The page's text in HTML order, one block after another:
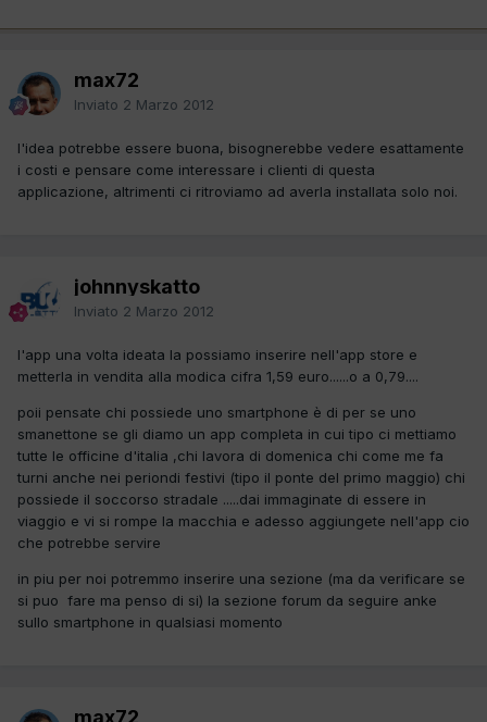
max72
Inviato 2 Marzo 2012
l'idea potrebbe essere buona, bisognerebbe vedere esattamente
i costi e pensare come interessare i clienti di questa
applicazione, altrimenti ci ritroviamo ad averla installata solo noi.
johnnyskatto
Inviato 2 Marzo 2012
l'app una volta ideata la possiamo inserire nell'app store e
metterla in vendita alla modica cifra 1,59 euro......o a 0,79....
poii pensate chi possiede uno smartphone è di per se uno
smanettone se gli diamo un app completa in cui tipo ci mettiamo
tutte le officine d'italia ,chi lavora di domenica chi come me fa
turni anche nei periondi festivi (tipo il ponte del primo maggio) chi
possiede il soccorso stradale .....dai immaginate di essere in
viaggio e vi si rompe la macchia e adesso aggiungete nell'app cio
che potrebbe servire
in piu per noi potremmo inserire una sezione (ma da verificare se
si puo fare ma penso di si) la sezione forum da seguire anke
sullo smartphone in qualsiasi momento
max72